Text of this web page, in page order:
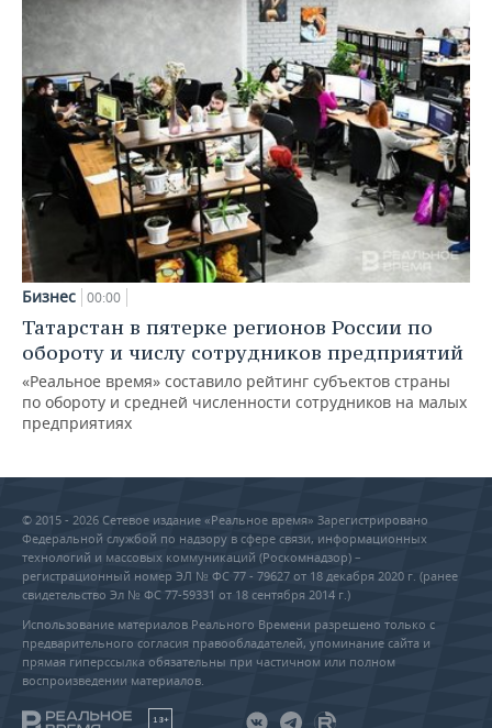
Бизнес 00:00
Татарстан в пятерке регионов России по
обороту и числу сотрудников предприятий
«Реальное время» составило рейтинг субъектов страны
по обороту и средней численности сотрудников на малых
предприятиях
© 2015 - 2026 Сетевое издание «Реальное время» Зарегистрировано
Федеральной службой по надзору в сфере связи, информационных
технологий и массовых коммуникаций (Роскомнадзор) –
регистрационный номер ЭЛ № ФС 77 - 79627 от 18 декабря 2020 г. (ранее
свидетельство Эл № ФС 77-59331 от 18 сентября 2014 г.)
Использование материалов Реального Времени разрешено только с
предварительного согласия правообладателей, упоминание сайта и
прямая гиперссылка обязательны при частичном или полном
воспроизведении материалов.
18+